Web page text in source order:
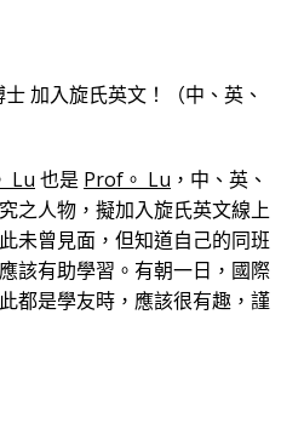
h r
o
te
加入旋氏英文！（中、英、
Lu 也是 Prof。 Lu ，中、英、
之人物，擬加入旋氏英文線上
未曾見面，但知道自己的同班
該有助學習。有朝一日，國際
都是學友時，應該很有趣，謹